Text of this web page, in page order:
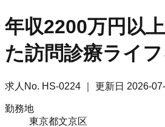
年収2200万円以
た訪問診療ライ
求人No. HS-0224 ｜ 更新日 2026-
勤務地
東京都文京区